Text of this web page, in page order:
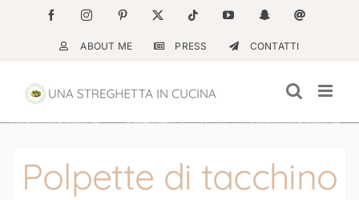
contenuto
FacebookInstagramPinterest Tiktok YouTubeSnapchatEmail
ABOUT ME PRESS CONTATTI
Polpette di tacchino